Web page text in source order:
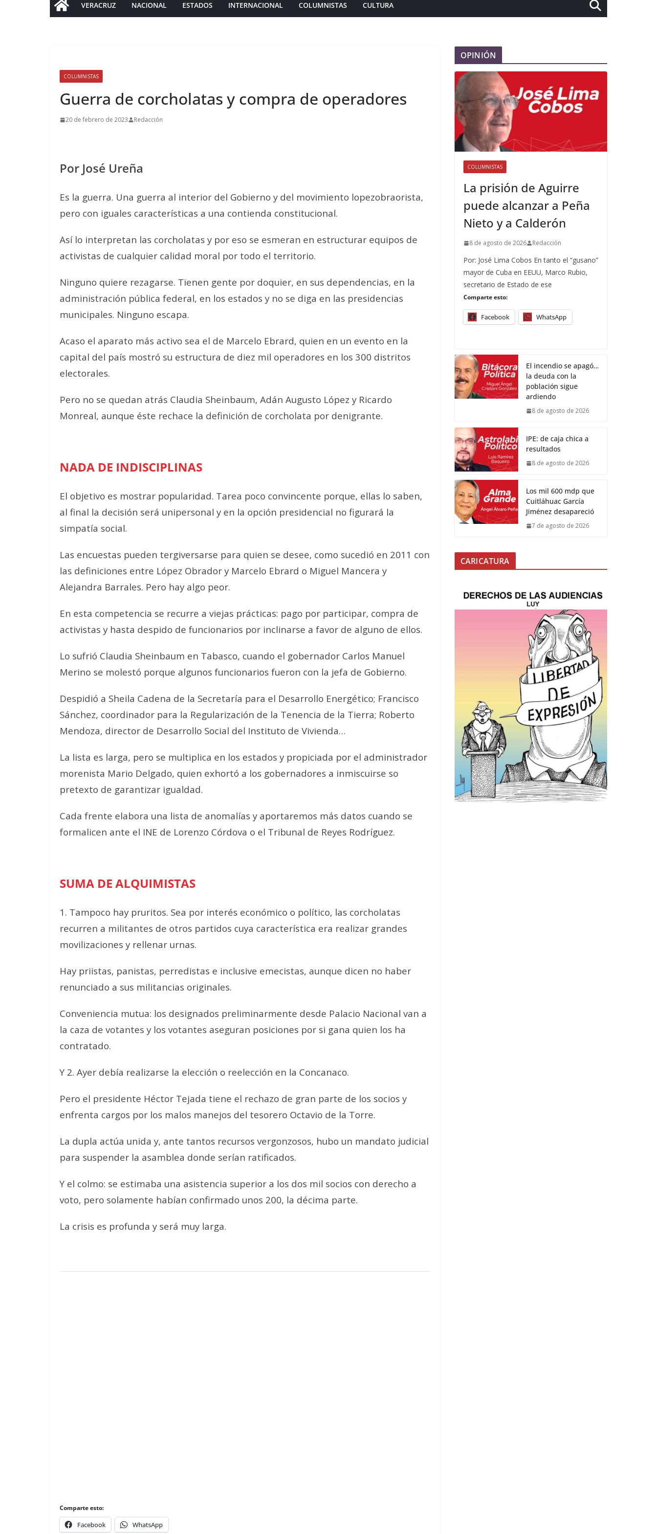
VERACRUZ NACIONAL ESTADOS INTERNACIONAL COLUMNISTAS CULTURA
COLUMNISTAS
Guerra de corcholatas y compra de operadores
20 de febrero de 2023 Redacción
Por José Ureña
Es la guerra. Una guerra al interior del Gobierno y del movimiento lopezobraorista,
pero con iguales características a una contienda constitucional.
Así lo interpretan las corcholatas y por eso se esmeran en estructurar equipos de
activistas de cualquier calidad moral por todo el territorio.
Ninguno quiere rezagarse. Tienen gente por doquier, en sus dependencias, en la
administración pública federal, en los estados y no se diga en las presidencias
municipales. Ninguno escapa.
Acaso el aparato más activo sea el de Marcelo Ebrard, quien en un evento en la
capital del país mostró su estructura de diez mil operadores en los 300 distritos
electorales.
Pero no se quedan atrás Claudia Sheinbaum, Adán Augusto López y Ricardo
Monreal, aunque éste rechace la definición de corcholata por denigrante.
NADA DE INDISCIPLINAS
El objetivo es mostrar popularidad. Tarea poco convincente porque, ellas lo saben,
al final la decisión será unipersonal y en la opción presidencial no figurará la
simpatía social.
Las encuestas pueden tergiversarse para quien se desee, como sucedió en 2011 con
las definiciones entre López Obrador y Marcelo Ebrard o Miguel Mancera y
Alejandra Barrales. Pero hay algo peor.
En esta competencia se recurre a viejas prácticas: pago por participar, compra de
activistas y hasta despido de funcionarios por inclinarse a favor de alguno de ellos.
Lo sufrió Claudia Sheinbaum en Tabasco, cuando el gobernador Carlos Manuel
Merino se molestó porque algunos funcionarios fueron con la jefa de Gobierno.
Despidió a Sheila Cadena de la Secretaría para el Desarrollo Energético; Francisco
Sánchez, coordinador para la Regularización de la Tenencia de la Tierra; Roberto
Mendoza, director de Desarrollo Social del Instituto de Vivienda…
La lista es larga, pero se multiplica en los estados y propiciada por el administrador
morenista Mario Delgado, quien exhortó a los gobernadores a inmiscuirse so
pretexto de garantizar igualdad.
Cada frente elabora una lista de anomalías y aportaremos más datos cuando se
formalicen ante el INE de Lorenzo Córdova o el Tribunal de Reyes Rodríguez.
SUMA DE ALQUIMISTAS
1. Tampoco hay pruritos. Sea por interés económico o político, las corcholatas
recurren a militantes de otros partidos cuya característica era realizar grandes
movilizaciones y rellenar urnas.
Hay priistas, panistas, perredistas e inclusive emecistas, aunque dicen no haber
renunciado a sus militancias originales.
Conveniencia mutua: los designados preliminarmente desde Palacio Nacional van a
la caza de votantes y los votantes aseguran posiciones por si gana quien los ha
contratado.
Y 2. Ayer debía realizarse la elección o reelección en la Concanaco.
Pero el presidente Héctor Tejada tiene el rechazo de gran parte de los socios y
enfrenta cargos por los malos manejos del tesorero Octavio de la Torre.
La dupla actúa unida y, ante tantos recursos vergonzosos, hubo un mandato judicial
para suspender la asamblea donde serían ratificados.
Y el colmo: se estimaba una asistencia superior a los dos mil socios con derecho a
voto, pero solamente habían confirmado unos 200, la décima parte.
La crisis es profunda y será muy larga.
Comparte esto:
Facebook WhatsApp
OPINIÓN
COLUMNISTAS
La prisión de Aguirre
puede alcanzar a Peña
Nieto y a Calderón
8 de agosto de 2026 Redacción
Por: José Lima Cobos En tanto el “gusano”
mayor de Cuba en EEUU, Marco Rubio,
secretario de Estado de ese
Comparte esto:
Facebook WhatsApp
El incendio se apagó…
la deuda con la
población sigue
ardiendo
8 de agosto de 2026
IPE: de caja chica a
resultados
8 de agosto de 2026
Los mil 600 mdp que
Cuitláhuac García
Jiménez desapareció
7 de agosto de 2026
CARICATURA